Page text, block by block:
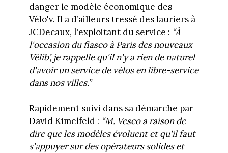
danger le modèle économique des
Vélo'v. Il a d’ailleurs tressé des lauriers à
JCDecaux, l'exploitant du service : “À
l'occasion du fiasco à Paris des nouveaux
Vélib’, je rappelle qu'il n'y a rien de naturel
d'avoir un service de vélos en libre-service
dans nos villes.”
Rapidement suivi dans sa démarche par
David Kimelfeld : “M. Vesco a raison de
dire que les modèles évoluent et qu'il faut
s'appuyer sur des opérateurs solides et